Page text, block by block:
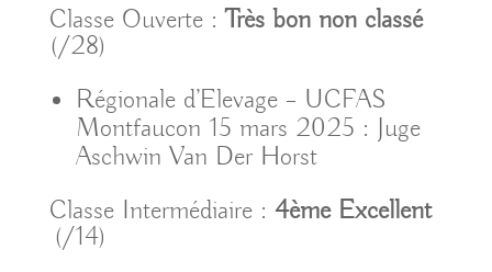
Classe Ouverte :Très bon non classé
(/28)
Régionale d’Elevage – UCFAS
Montfaucon 15 mars 2025 : Juge
Aschwin Van Der Horst
Classe Intermédiaire : 4ème Excellent
(/14)